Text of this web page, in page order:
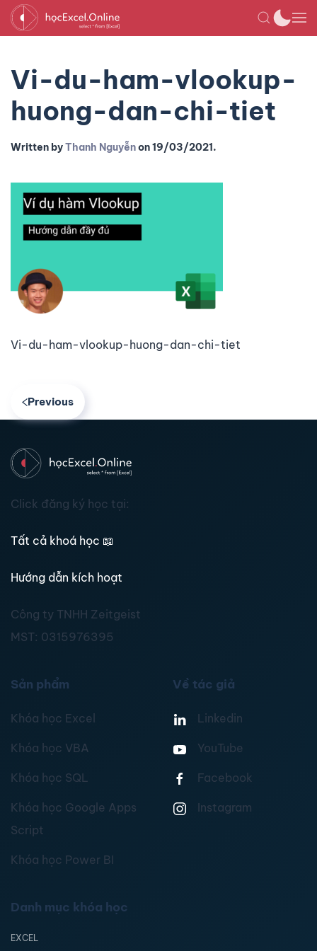
Vi-du-ham-vlookup-
huong-dan-chi-tiet
Written byThanh Nguyễnon19/03/2021.
Vi-du-ham-vlookup-huong-dan-chi-tiet
Previous
Click đăng ký học tại:
Tất cả khoá học 📖
Hướng dẫn kích hoạt
Công ty TNHH Zeitgeist
MST: 0315976395
Sản phẩm
Khóa học Excel
Khóa học VBA
Khóa học SQL
Khóa học Google Apps
Script
Khóa học Power BI
Về tác giả
Linkedin
YouTube
Facebook
Instagram
Danh mục khóa học
EXCEL